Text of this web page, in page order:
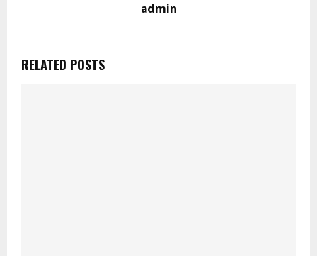
admin
RELATED POSTS